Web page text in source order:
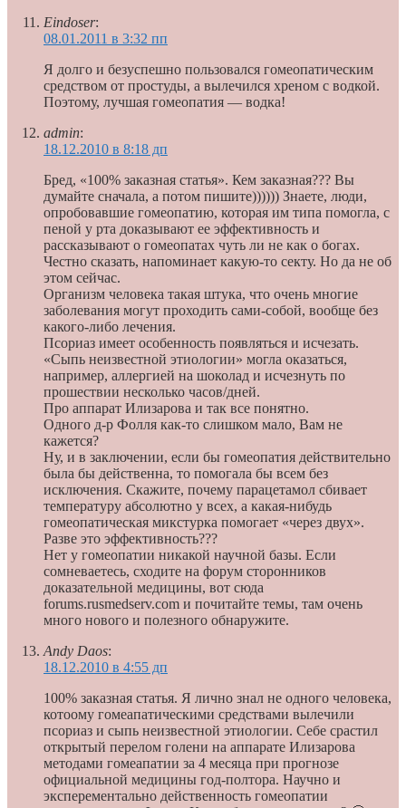
Еindoser:
08.01.2011 в 3:32 пп
Я долго и безуспешно пользовался гомеопатическим
средством от простуды, а вылечился хреном с водкой.
Поэтому, лучшая гомеопатия — водка!
admin:
18.12.2010 в 8:18 дп
Бред, «100% заказная статья». Кем заказная??? Вы
думайте сначала, а потом пишите)))))) Знаете, люди,
опробовавшие гомеопатию, которая им типа помогла, с
пеной у рта доказывают ее эффективность и
рассказывают о гомеопатах чуть ли не как о богах.
Честно сказать, напоминает какую-то секту. Но да не об
этом сейчас.
Организм человека такая штука, что очень многие
заболевания могут проходить сами-собой, вообще без
какого-либо лечения.
Псориаз имеет особенность появляться и исчезать.
«Сыпь неизвестной этиологии» могла оказаться,
например, аллергией на шоколад и исчезнуть по
прошествии несколько часов/дней.
Про аппарат Илизарова и так все понятно.
Одного д-р Фолля как-то слишком мало, Вам не
кажется?
Ну, и в заключении, если бы гомеопатия действительно
была бы действенна, то помогала бы всем без
исключения. Скажите, почему парацетамол сбивает
температуру абсолютно у всех, а какая-нибудь
гомеопатическая микстурка помогает «через двух».
Разве это эффективность???
Нет у гомеопатии никакой научной базы. Если
сомневаетесь, сходите на форум сторонников
доказательной медицины, вот сюда
forums.rusmedserv.com и почитайте темы, там очень
много нового и полезного обнаружите.
Andy Daos:
18.12.2010 в 4:55 дп
100% заказная статья. Я лично знал не одного человека,
котоому гомеапатическими средствами вылечили
псориаз и сыпь неизвестной этиологии. Себе срастил
открытый перелом голени на аппарате Илизарова
методами гомеапатии за 4 месяца при прогнозе
официальной медицины год-полтора. Научно и
эксперементально действенность гомеопатии